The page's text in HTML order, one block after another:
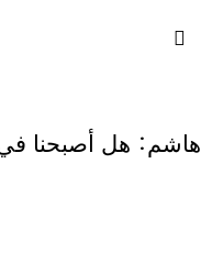
هاشم: هل أصبحنا